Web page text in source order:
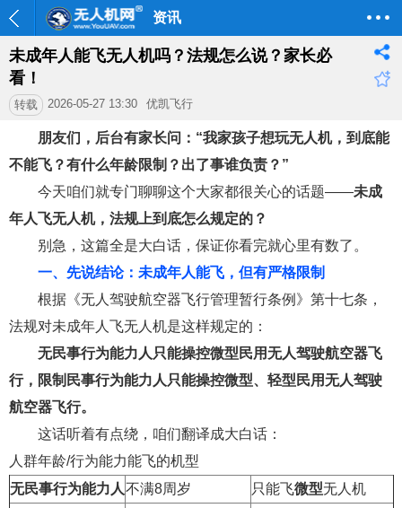
资讯
未成年人能飞无人机吗？法规怎么说？家长必
看！
转载 2026-05-27 13:30 优凯飞行
朋友们，后台有家长问：“我家孩子想玩无人机，到底能
不能飞？有什么年龄限制？出了事谁负责？”
今天咱们就专门聊聊这个大家都很关心的话题——未成
年人飞无人机，法规上到底怎么规定的？
别急，这篇全是大白话，保证你看完就心里有数了。
一、先说结论：未成年人能飞，但有严格限制
根据《无人驾驶航空器飞行管理暂行条例》第十七条，
法规对未成年人飞无人机是这样规定的：
无民事行为能力人只能操控微型民用无人驾驶航空器飞
行，限制民事行为能力人只能操控微型、轻型民用无人驾驶
航空器飞行。
这话听着有点绕，咱们翻译成大白话：
人群年龄/行为能力能飞的机型
无民事行为能力人不满8周岁 只能飞微型无人机